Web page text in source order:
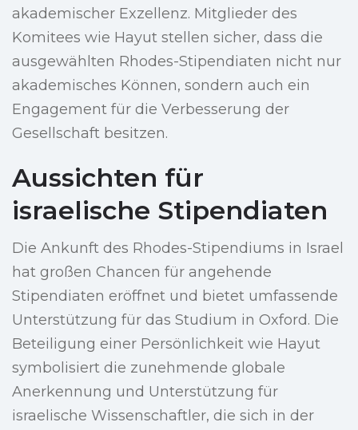
akademischer Exzellenz. Mitglieder des
Komitees wie Hayut stellen sicher, dass die
ausgewählten Rhodes-Stipendiaten nicht nur
akademisches Können, sondern auch ein
Engagement für die Verbesserung der
Gesellschaft besitzen.
Aussichten für
israelische Stipendiaten
Die Ankunft des Rhodes-Stipendiums in Israel
hat großen Chancen für angehende
Stipendiaten eröffnet und bietet umfassende
Unterstützung für das Studium in Oxford. Die
Beteiligung einer Persönlichkeit wie Hayut
symbolisiert die zunehmende globale
Anerkennung und Unterstützung für
israelische Wissenschaftler, die sich in der